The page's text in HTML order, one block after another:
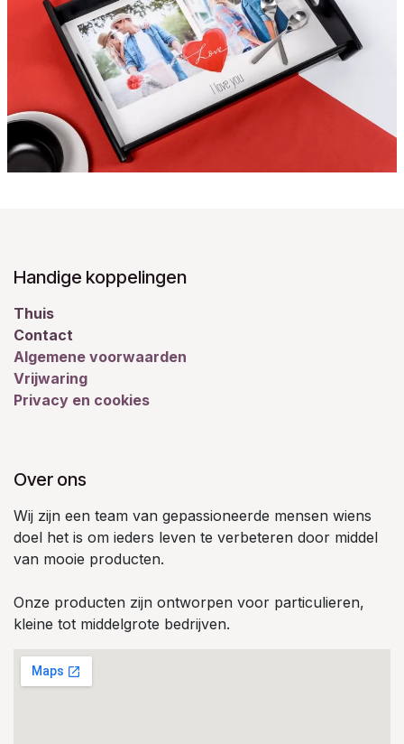
Handige koppelingen
Thuis
Contact
Algemene voorwaarden
Vrijwaring
Privacy en cookies
Over ons
Wij zijn een team van gepassioneerde mensen wiens
doel het is om ieders leven te verbeteren door middel
van mooie producten.
Onze producten zijn ontworpen voor particulieren,
kleine tot middelgrote bedrijven.